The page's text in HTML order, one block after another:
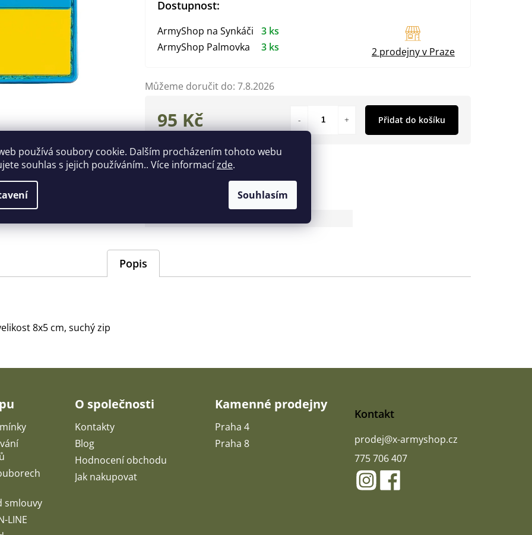
používá soubory cookie. Dalším procházením tohoto webu
souhlas s jejich používáním.. Více informacízde.
Souhlasím
Můžeme doručit do: 7.8.2026
Zeptat se Hlídat
Doplňkové parametry
95 Kč
Měrná
cena:
Přidat do košíku
Dostupnost:
ArmyShop na Synkáči
3 ks
ArmyShop Palmovka
3 ks 2 prodejny v Praze
Popis
8x5 cm, suchý zip
smlouvy
LINE
O společnosti
Kontakty
Blog
Hodnocení obchodu
Jak nakupovat
Kamenné prodejny
Praha 4
Praha 8
Kontakt
prodej@x-armyshop.cz
775 706 407